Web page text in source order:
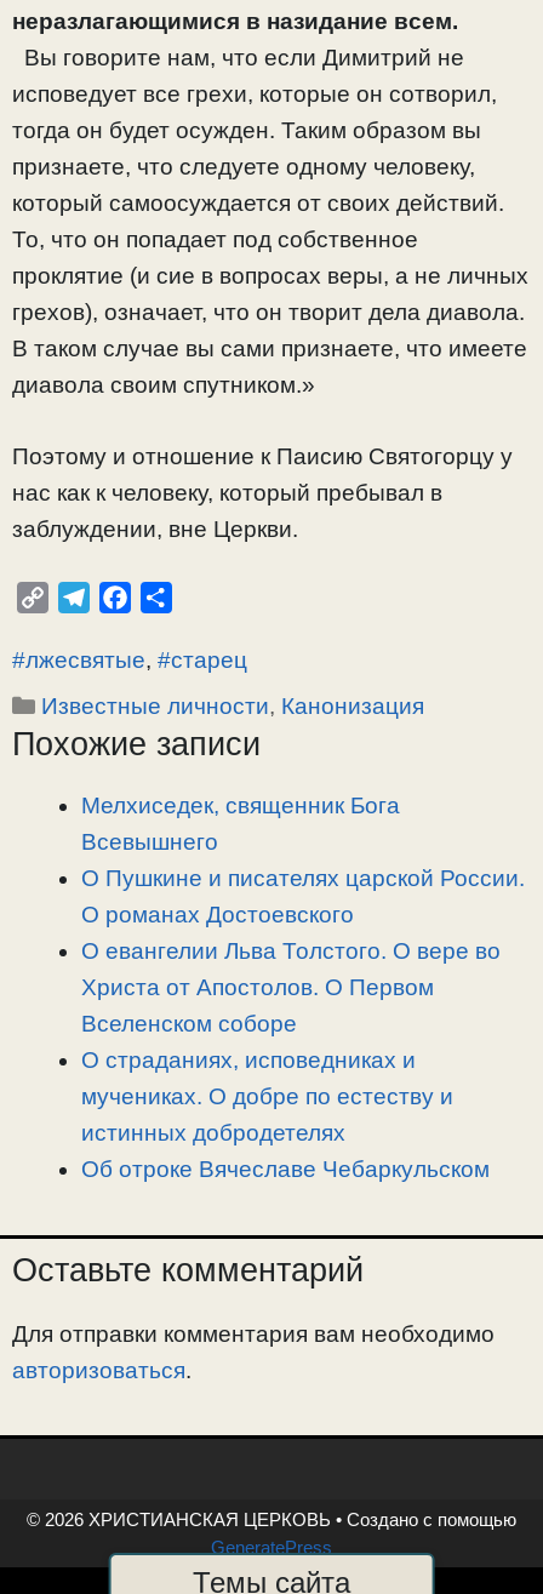
неразлагающимися в назидание всем.
Вы говорите нам, что если Димитрий не
исповедует все грехи, которые он сотворил,
тогда он будет осужден. Таким образом вы
признаете, что следуете одному человеку,
который самоосуждается от своих действий.
То, что он попадает под собственное
проклятие (и сие в вопросах веры, а не личных
грехов), означает, что он творит дела диавола.
В таком случае вы сами признаете, что имеете
диавола своим спутником.»
Поэтому и отношение к Паисию Святогорцу у
нас как к человеку, который пребывал в
заблуждении, вне Церкви.
p
i
l
r
m
c
o
k
п
в
т
ь
#лжесвятые, #старец
Рубрики
Известные личности, Канонизация
Похожие записи
Мелхиседек, священник Бога
Всевышнего
О Пушкине и писателях царской России.
О романах Достоевского
О евангелии Льва Толстого. О вере во
Христа от Апостолов. О Первом
Вселенском соборе
О страданиях, исповедниках и
мучениках. О добре по естеству и
истинных добродетелях
Об отроке Вячеславе Чебаркульском
Оставьте комментарий
Для отправки комментария вам необходимо
авторизоваться.
© 2026 ХРИСТИАНСКАЯ ЦЕРКОВЬ • Создано с помощью
GeneratePress
Темы сайта